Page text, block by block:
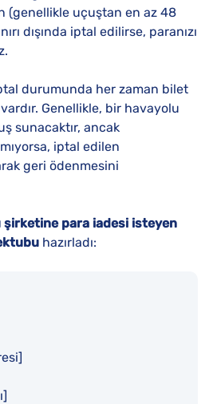
(genellikle uçuştan en az 48
dışında iptal edilirse, paranızı
durumunda her zaman bilet
Genellikle, bir havayolu
sunacaktır, ancak
iptal edilen
geri ödenmesini
şirketine para iadesi isteyen
hazırladı: